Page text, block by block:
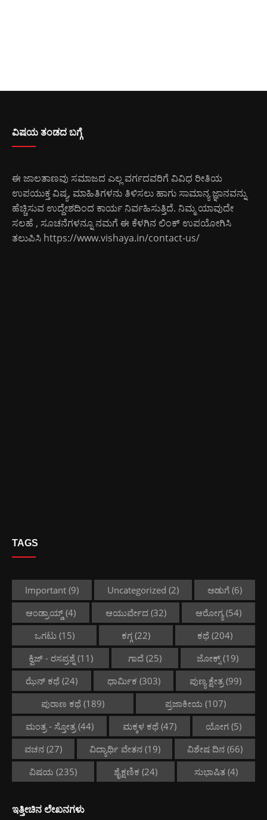
ವಿಷಯ ತಂಡದ ಬಗ್ಗೆ
ಈ ಜಾಲತಾಣವು ಸಮಾಜದ ಎಲ್ಲ ವರ್ಗದವರಿಗೆ ವಿವಿಧ ರೀತಿಯ
ಉಪಯುಕ್ತ ವಿಷ್ಯ, ಮಾಹಿತಿಗಳನು ತಿಳಿಸಲು ಹಾಗು ಸಾಮಾನ್ಯ ಜ್ಞಾನವನ್ನು
ಹೆಚ್ಚಿಸುವ ಉದ್ದೇಶದಿಂದ ಕಾರ್ಯ ನಿರ್ವಹಿಸುತ್ತಿದೆ. ನಿಮ್ಮ ಯಾವುದೇ
ಸಲಹೆ , ಸೂಚನೆಗಳನ್ನೂ ನಮಗೆ ಈ ಕೆಳಗಿನ ಲಿಂಕ್ ಉಪಯೋಗಿಸಿ
ತಲುಪಿಸಿ https://www.vishaya.in/contact-us/
TAGS
Important (9) Uncategorized (2) ಅಡುಗೆ (6)
ಆಂಡ್ರಾಯ್ಡ್(4) ಆಯುರ್ವೇದ(32) ಆರೋಗ್ಯ(54)
ಒಗಟು(15) ಕಗ್ಗ(22) ಕಥೆ (204)
ಕ್ವಿಜ್ - ರಸಪ್ರಶ್ನೆ(11) ಗಾದೆ(25) ಜೋಕ್ಸ್(19)
ಝೆನ್ ಕಥೆ(24) ಧಾರ್ಮಿಕ (303) ಪುಣ್ಯ ಕ್ಷೇತ್ರ(99)
ಪುರಾಣ ಕಥೆ (189) ಪ್ರಜಾಕೀಯ (107)
ಮಂತ್ರ - ಸ್ತೋತ್ರ(44) ಮಕ್ಕಳ ಕಥೆ(47) ಯೋಗ (5)
ವಚನ(27) ವಿದ್ಯಾರ್ಥಿ ವೇತನ(19) ವಿಶೇಷ ದಿನ (66)
ವಿಷಯ (235) ಶೈಕ್ಷಣಿಕ (24) ಸುಭಾಷಿತ (4)
ಇತ್ತೀಚಿನ ಲೇಖನಗಳು